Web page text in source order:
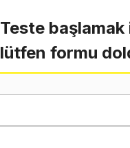
Teste başlamak
lütfen formu